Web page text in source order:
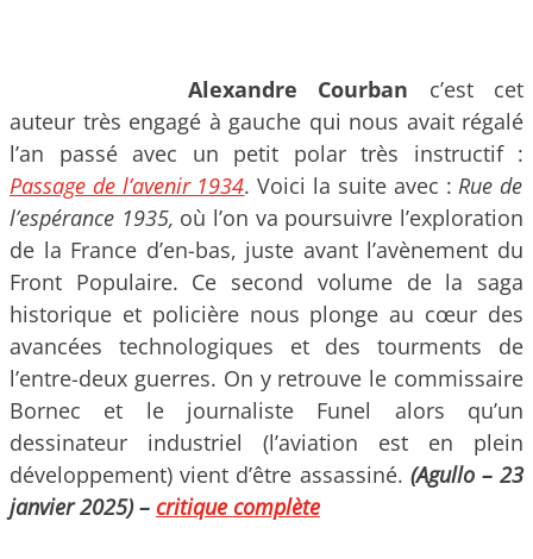
Alexandre Courban c’est cet
auteur très engagé à gauche qui nous avait régalé
l’an passé avec un petit polar très instructif :
Passage de l’avenir 1934. Voici la suite avec :Rue de
l’espérance 1935, où l’on va poursuivre l’exploration
de la France d’en-bas, juste avant l’avènement du
Front Populaire. Ce second volume de la saga
historique et policière nous plonge au cœur des
avancées technologiques et des tourments de
l’entre-deux guerres. On y retrouve le commissaire
Bornec et le journaliste Funel alors qu’un
dessinateur industriel (l’aviation est en plein
développement) vient d’être assassiné. (Agullo – 23
janvier 2025)– critique complète